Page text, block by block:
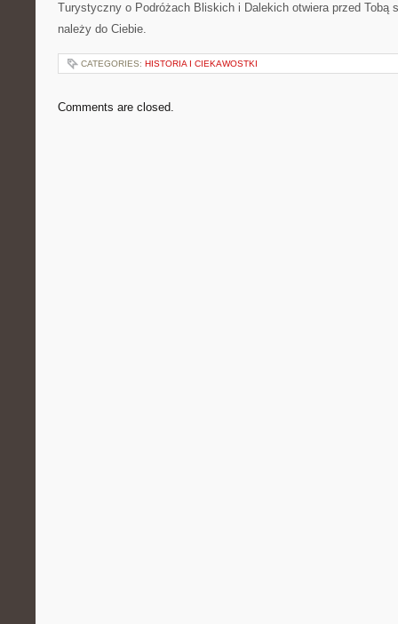
Turystyczny o Podróżach Bliskich i Dalekich otwiera przed Tobą
należy do Ciebie.
CATEGORIES: HISTORIA I CIEKAWOSTKI
Comments are closed.